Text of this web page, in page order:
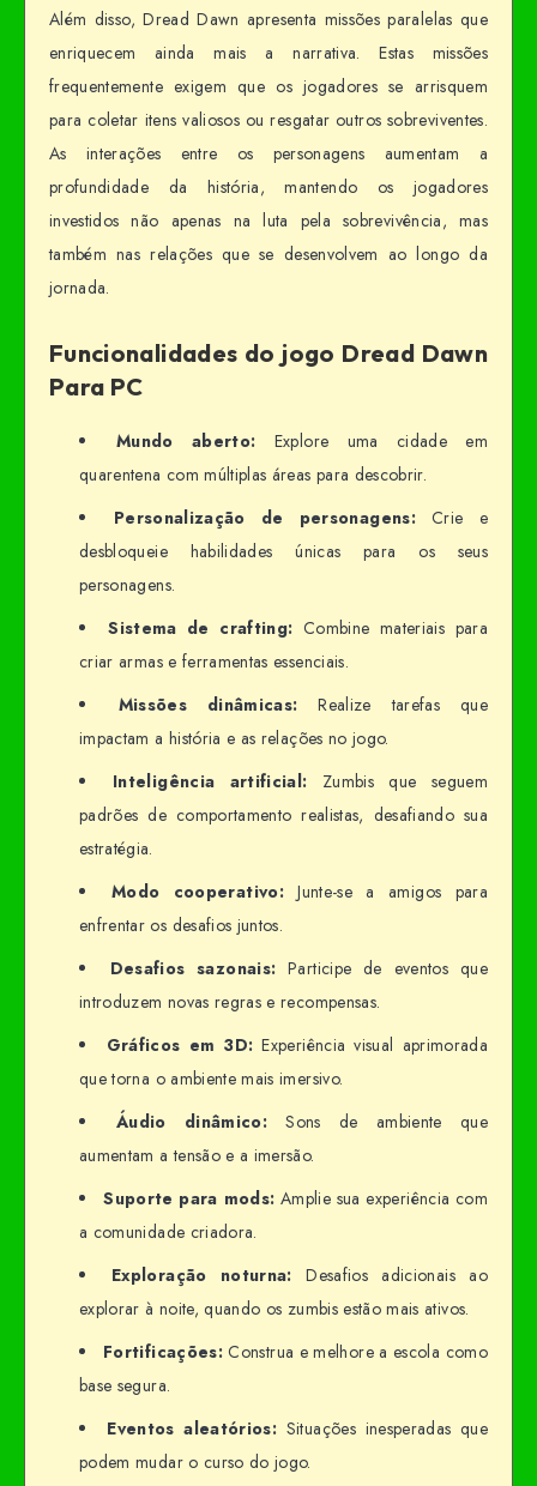
Além disso, Dread Dawn apresenta missões paralelas que
enriquecem ainda mais a narrativa. Estas missões
frequentemente exigem que os jogadores se arrisquem
para coletar itens valiosos ou resgatar outros sobreviventes.
As interações entre os personagens aumentam a
profundidade da história, mantendo os jogadores
investidos não apenas na luta pela sobrevivência, mas
também nas relações que se desenvolvem ao longo da
jornada.
Funcionalidades do jogo Dread Dawn
Para PC
Mundo aberto: Explore uma cidade em
quarentena com múltiplas áreas para descobrir.
Personalização de personagens:Crie e
desbloqueie habilidades únicas para os seus
personagens.
Sistema de crafting: Combine materiais para
criar armas e ferramentas essenciais.
Missões dinâmicas: Realize tarefas que
impactam a história e as relações no jogo.
Inteligência artificial: Zumbis que seguem
padrões de comportamento realistas, desafiando sua
estratégia.
Modo cooperativo:Junte-se a amigos para
enfrentar os desafios juntos.
Desafios sazonais: Participe de eventos que
introduzem novas regras e recompensas.
Gráficos em 3D: Experiência visual aprimorada
que torna o ambiente mais imersivo.
Áudio dinâmico: Sons de ambiente que
aumentam a tensão e a imersão.
Suporte para mods: Amplie sua experiência com
a comunidade criadora.
Exploração noturna: Desafios adicionais ao
explorar à noite, quando os zumbis estão mais ativos.
Fortificações:Construa e melhore a escola como
base segura.
Eventos aleatórios: Situações inesperadas que
podem mudar o curso do jogo.